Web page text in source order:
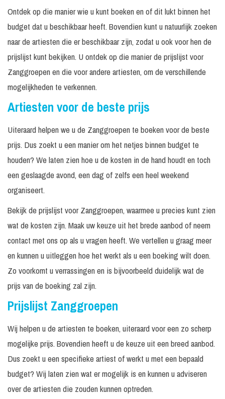
Tape optreden Mr.
Jones & The
Jonettes
30 minuten Incl. € 3.995,
Mr. Jones & Just in
Case 75 minuten Incl.
monitorset
Prijs op
aanvraag
Queen Forever 2 x 60
Sinatra
Incl.
monitorset
aanvraag
Skunk Doe Maar
Tribute 90 minuten Backline Prijs op
aanvraag
Starman The
Dutch David
Bowie Tribute
60 minuten
Tavares In overleg Op aanvraag Prijs op
aanvraag
The Billy Joel
2 x 60 Incl. Prijs op
Totally Spice Vanaf €
Tape optreden 30 minuten
Live met band 60 minuten Incl.
monitorset
Prijs op
aanvraag
We Want ABBA Vanaf €
3.250, -
Tape optreden We
Incl.
geluidset tot
Ontdek op die manier wie u kunt boeken en of dit lukt binnen het
budget dat u beschikbaar heeft. Bovendien kunt u natuurlijk zoeken
naar de artiesten die er beschikbaar zijn, zodat u ook voor hen de
prijslijst kunt bekijken. U ontdek op die manier de prijslijst voor
Zanggroepen en die voor andere artiesten, om de verschillende
mogelijkheden te verkennen.
Artiesten voor de beste prijs
Uiteraard helpen we u de Zanggroepen te boeken voor de beste
prijs. Dus zoekt u een manier om het netjes binnen budget te
houden? We laten zien hoe u de kosten in de hand houdt en toch
een geslaagde avond, een dag of zelfs een heel weekend
organiseert.
Bekijk de prijslijst voor Zanggroepen, waarmee u precies kunt zien
wat de kosten zijn. Maak uw keuze uit het brede aanbod of neem
contact met ons op als u vragen heeft. We vertellen u graag meer
en kunnen u uitleggen hoe het werkt als u een boeking wilt doen.
Zo voorkomt u verrassingen en is bijvoorbeeld duidelijk wat de
prijs van de boeking zal zijn.
Prijslijst Zanggroepen
Wij helpen u de artiesten te boeken, uiteraard voor een zo scherp
mogelijke prijs. Bovendien heeft u de keuze uit een breed aanbod.
Dus zoekt u een specifieke artiest of werkt u met een bepaald
budget? Wij laten zien wat er mogelijk is en kunnen u adviseren
over de artiesten die zouden kunnen optreden.